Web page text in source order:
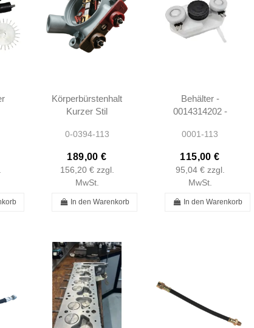
Körperbürstenhalter
Kurzer Stil
W108 W111
A0010915201 -
0010915201...
0-0394-113
189,00 €
156,20 € zzgl.
MwSt.
In den Warenkorb
Behälter -
0014314202 -
W110 W111
0001-113
115,00 €
95,04 € zzgl.
MwSt.
In den Warenkorb